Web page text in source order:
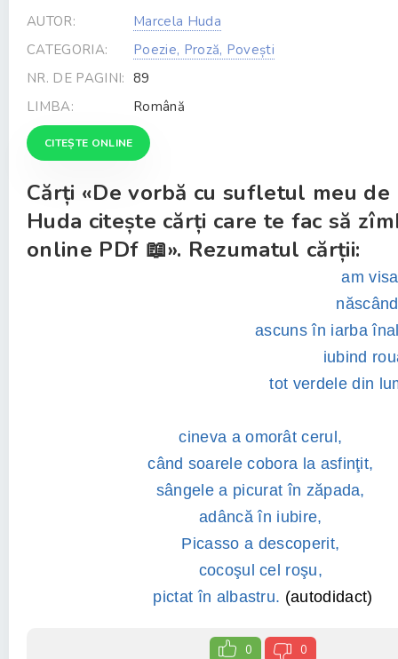
AUTOR:
Marcela Huda
CATEGORIA:
Poezie, Proză, Povești
NR. DE PAGINI: 89
LIMBA:
Română
CITEȘTE ONLINE
Cărți «De vorbă cu sufletul meu de
Huda citește cărți care te fac să
online PDf 📖». Rezumatul cărții:
am
ascuns în iarba
iubind
tot verdele din
cineva a omorât cerul,
când soarele cobora la asfinţit,
sângele a picurat în zăpada,
adâncă în iubire,
Picasso a descoperit,
cocoşul cel roşu,
pictat în albastru. (autodidact)
0 0